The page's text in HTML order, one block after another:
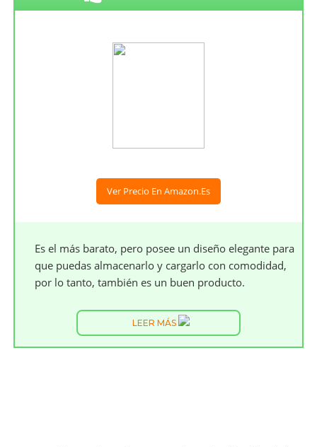
Ver Precio En Amazon.es
Es el más barato, pero posee un diseño elegante para
que puedas almacenarlo y cargarlo con comodidad,
por lo tanto, también es un buen producto.
LEER MÁS